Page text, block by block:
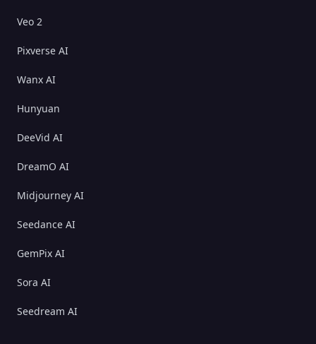
Veo 2
Pixverse AI
Wanx AI
Hunyuan
DeeVid AI
DreamO AI
Midjourney AI
Seedance AI
GemPix AI
Sora AI
Seedream AI